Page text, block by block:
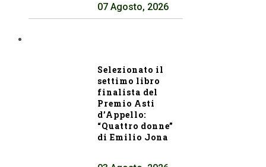
07 Agosto, 2026
Selezionato il
settimo libro
finalista del
Premio Asti
d’Appello:
“Quattro donne”
di Emilio Jona